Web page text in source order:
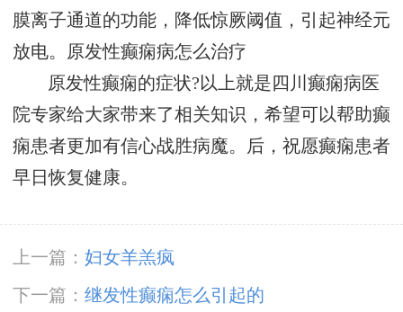
膜离子通道的功能，降低惊厥阈值，引起神经元
放电。原发性癫痫病怎么治疗
原发性癫痫的症状?以上就是四川癫痫病医
院专家给大家带来了相关知识，希望可以帮助癫
痫患者更加有信心战胜病魔。后，祝愿癫痫患者
早日恢复健康。
上一篇： 妇女羊羔疯
下一篇： 继发性癫痫怎么引起的